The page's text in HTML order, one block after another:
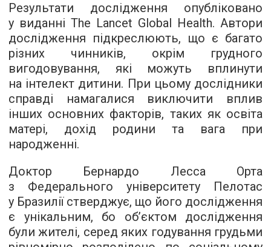
Результати дослідження опубліковано
у виданні The Lancet Global Health. Автори
дослідження підкреслюють, що є багато
різних чинників, окрім грудного
вигодовування, які можуть вплинути
на інтелект дитини. При цьому дослідники
справді намагалися виключити вплив
інших основних факторів, таких як освіта
матері, дохід родини та вага при
народженні.
Доктор Бернардо Лесса Орта
з Федерального університету Пелотас
у Бразилії стверджує, що його дослідження
є унікальним, бо об’єктом дослідження
були жителі, серед яких годування грудьми